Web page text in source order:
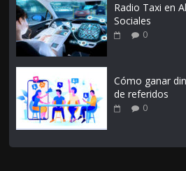
Radio Taxi en
Sociales
0
Cómo ganar
de referidos
0